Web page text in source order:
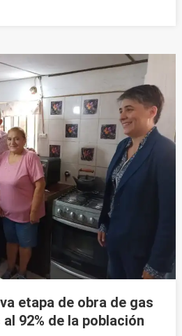
etapa de obra de gas
92% de la población